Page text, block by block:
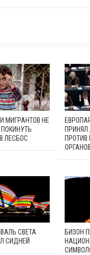
МИГРАНТОВ НЕ
ЛЕСБОС
ПРОТИВ
СВЕТА
СИДНЕЙ
БИЗОН